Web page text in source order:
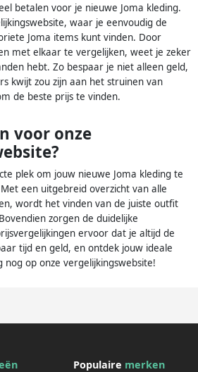
betalen voor je nieuwe Joma kleding.
waar je eenvoudig de
Joma items kunt vinden. Door
met elkaar te vergelijken, weet je zeker
hebt. Zo bespaar je niet alleen geld,
kwijt zou zijn aan het struinen van
de beste prijs te vinden.
voor onze
plek om jouw nieuwe Joma kleding te
een uitgebreid overzicht van alle
wordt het vinden van de juiste outfit
zorgen de duidelijke
ervoor dat je altijd de
tijd en geld, en ontdek jouw ideale
op onze vergelijkingswebsite!
Populaire merken